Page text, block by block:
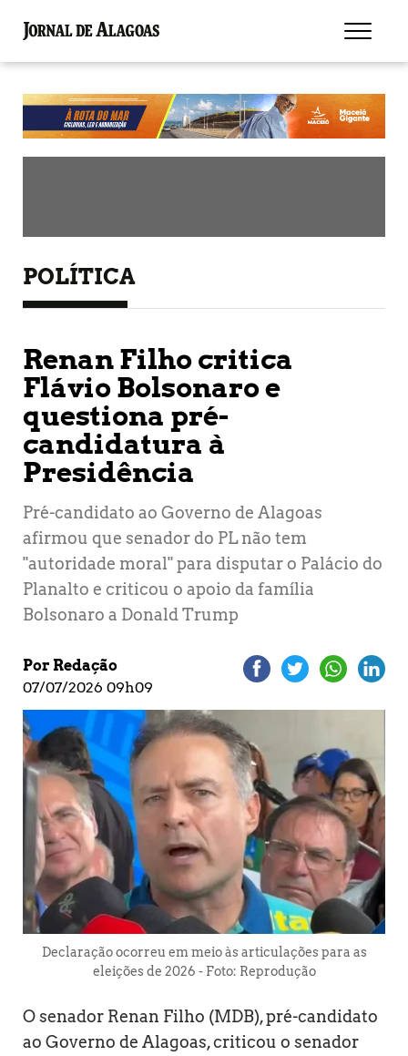
POLÍTICA
Renan Filho critica
Flávio Bolsonaro e
questiona pré-
candidatura à
Presidência
Pré-candidato ao Governo de Alagoas
afirmou que senador do PL não tem
"autoridade moral" para disputar o Palácio do
Planalto e criticou o apoio da família
Bolsonaro a Donald Trump
Por Redação
07/07/2026 09h09
Declaração ocorreu em meio às articulações para as
eleições de 2026 - Foto: Reprodução
O senador Renan Filho (MDB), pré-candidato
ao Governo de Alagoas, criticou o senador